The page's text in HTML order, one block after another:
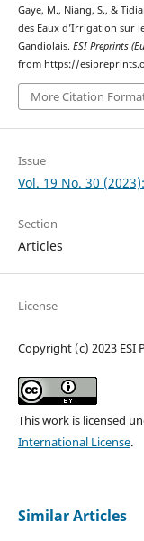
Gaye, M., Niang, S., &
des Eaux d’Irrigation sur
Gandiolais. ESI Preprints
from https://
More Citation
Issue
Vol. 19 No. 30
Section
Articles
License
Copyright (c) 2023 ESI
This work is licensed
International License.
Similar Articles